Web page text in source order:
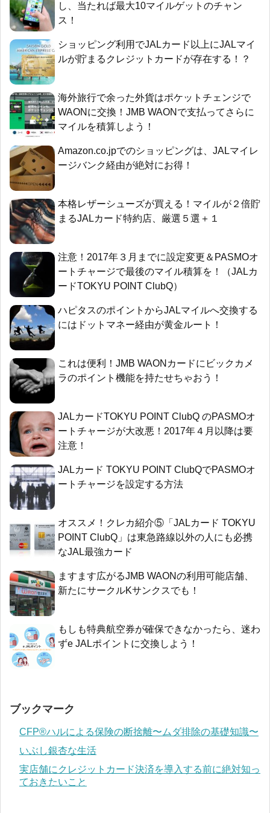
し、当たれば最大10マイルゲットのチャン
ス！
ショッピング利用でJALカード以上にJALマイ
ルが貯まるクレジットカードが存在する！？
海外旅行で余った外貨はポケットチェンジで
WAONに交換！JMB WAONで支払ってさらに
マイルを積算しよう！
Amazon.co.jpでのショッピングは、JALマイレ
ージバンク経由が絶対にお得！
本格レザーシューズが買える！マイルが２倍貯
まるJALカード特約店、厳選５選＋１
注意！2017年３月までに設定変更＆PASMOオ
ートチャージで最後のマイル積算を！（JALカ
ードTOKYU POINT ClubQ）
ハピタスのポイントからJALマイルへ交換する
にはドットマネー経由が黄金ルート！
これは便利！JMB WAONカードにビックカメ
ラのポイント機能を持たせちゃおう！
JALカードTOKYU POINT ClubQ のPASMOオ
ートチャージが大改悪！2017年４月以降は要
注意！
JALカード TOKYU POINT ClubQでPASMOオ
ートチャージを設定する方法
オススメ！クレカ紹介⑤「JALカード TOKYU
POINT ClubQ」は東急路線以外の人にも必携
なJAL最強カード
ますます広がるJMB WAONの利用可能店舗、
新たにサークルKサンクスでも！
もしも特典航空券が確保できなかったら、迷わ
ずe JALポイントに交換しよう！
ブックマーク
CFP®ハルによる保険の断捨離〜ムダ排除の基礎知識〜
いぶし銀杏な生活
実店舗にクレジットカード決済を導入する前に絶対知っ
ておきたいこと